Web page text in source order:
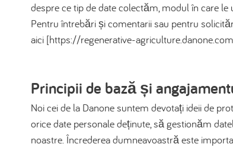
despre ce tip de date colectăm, modul în care
Pentru întrebări și comentarii sau pentru
aici [https://regenerative-
Principii de bază și
Noi cei de la Danone suntem devotați ideii de
orice date personale deținute, să gestionăm
noastre. Încrederea dumneavoastră este